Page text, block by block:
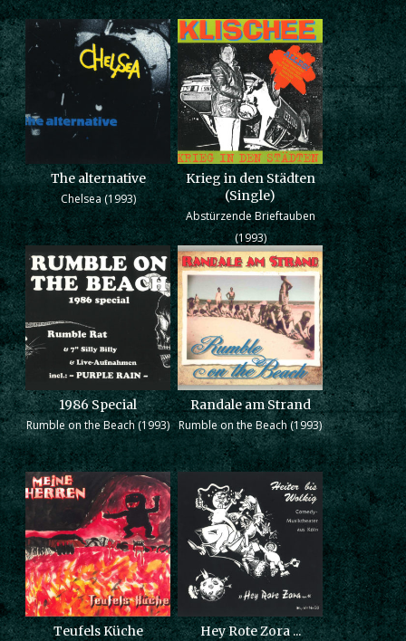
The alternative
Chelsea (1993)
Krieg in den Städten
(Single)
Abstürzende Brieftauben
(1993)
1986 Special
Rumble on the Beach (1993)
Randale am Strand
Rumble on the Beach (1993)
Teufels Küche Hey Rote Zora ...